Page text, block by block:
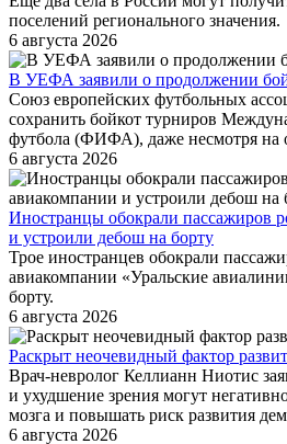
поселений регионального значения.
6 августа 2026
В УЕФА заявили о продолжении
Союз европейских футбольных
сохранить бойкот турниров
футбола (ФИФА), даже несмотря на
6 августа 2026
Иностранцы обокрали пассажиров
и устроили дебош на борту
Трое иностранцев обокрали
авиакомпании «Уральские
борту.
6 августа 2026
Раскрыт неочевидный фактор
Врач-невролог Келлианн Ниотис
и ухудшение зрения могут
мозга и повышать риск развития
6 августа 2026